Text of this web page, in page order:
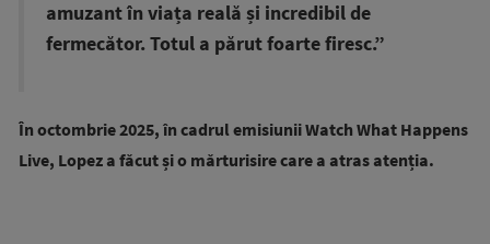
amuzant în viața reală și incredibil de
fermecător. Totul a părut foarte firesc.”
În octombrie 2025, în cadrul emisiunii Watch What Happens
Live, Lopez a făcut și o mărturisire care a atras atenția.